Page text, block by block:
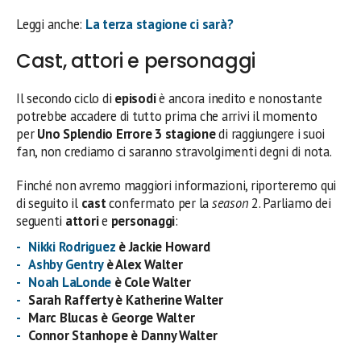
Leggi anche: La terza stagione ci sarà?
Cast, attori e personaggi
Il secondo ciclo di episodiè ancora inedito e nonostante
potrebbe accadere di tutto prima che arrivi il momento
perUno Splendio Errore 3 stagionedi raggiungere i suoi
fan, non crediamo ci saranno stravolgimenti degni di nota.
Finché non avremo maggiori informazioni, riporteremo qui
di seguito il castconfermato per laseason2. Parliamo dei
seguenti attorie personaggi:
Nikki Rodriguez è Jackie Howard
Ashby Gentryè Alex Walter
Noah LaLonde è Cole Walter
Sarah Rafferty è Katherine Walter
Marc Blucas è George Walter
Connor Stanhope è Danny Walter